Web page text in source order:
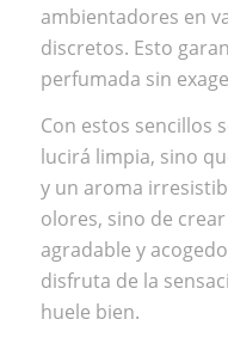
ambientadores en
discretos. Esto
perfumada sin
Con estos sencillos
lucirá limpia, sino
y un aroma
olores, sino de
agradable y
disfruta de la
huele bien.